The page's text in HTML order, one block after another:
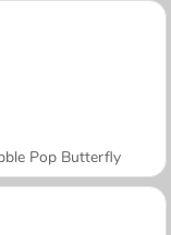
Pop Butterfly